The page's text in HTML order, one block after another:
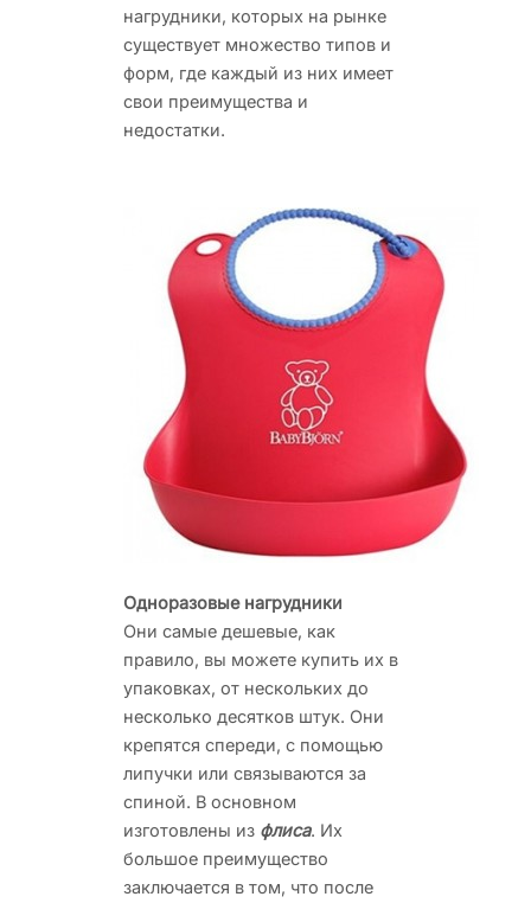
нагрудники, которых на рынке
существует множество типов и
форм, где каждый из них имеет
свои преимущества и
недостатки.
Одноразовые нагрудники
Они самые дешевые, как
правило, вы можете купить их в
упаковках, от нескольких до
несколько десятков штук. Они
крепятся спереди, с помощью
липучки или связываются за
спиной. В основном
изготовлены из флиса. Их
большое преимущество
заключается в том, что после